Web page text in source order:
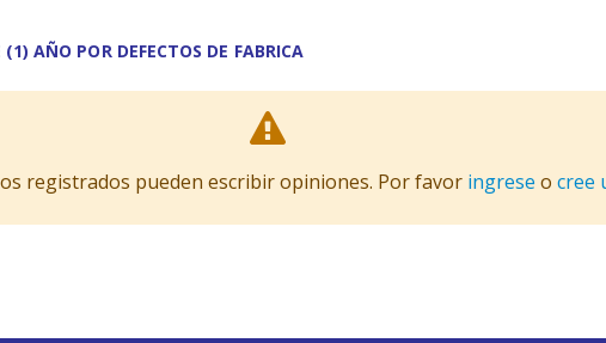
AÑO POR DEFECTOS DE FABRICA
registrados pueden escribir opiniones. Por favor ingrese o cree